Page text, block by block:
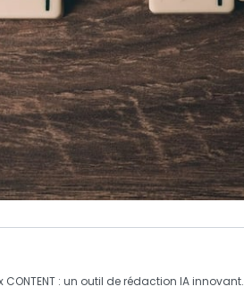
CONTENT : un outil de rédaction IA innovant.